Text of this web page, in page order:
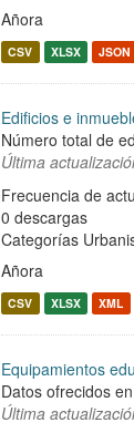
Añora
CSV XLSX JSON
Edificios e
Número total de
Última
Frecuencia de
0 descargas
Categorías
Añora
CSV XLSX XML
Equipamientos
Datos ofrecidos
Última